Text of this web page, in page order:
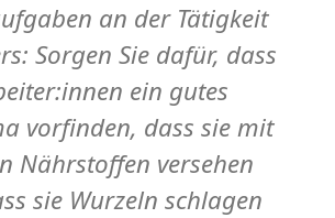
an der Tätigkeit
Sorgen Sie dafür, dass
ein gutes
vorfinden, dass sie mit
Nährstoffen versehen
sie Wurzeln schlagen